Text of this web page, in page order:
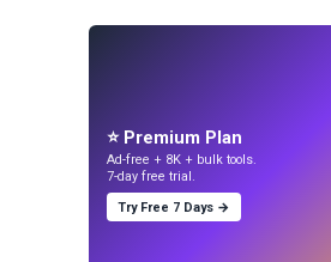
⭐ Premium Plan
Ad-free + 8K + bulk tools.
7-day free trial.
Try Free 7 Days →